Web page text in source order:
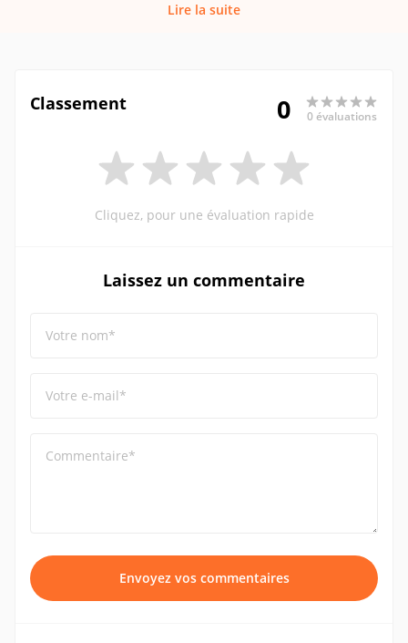
Lire la suite
Classement 0 0 évaluations
Cliquez, pour une évaluation rapide
Laissez un commentaire
Votre nom*
Votre e-mail*
Commentaire*
Envoyez vos commentaires